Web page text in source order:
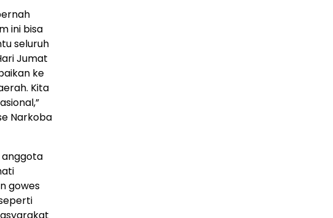
ini bisa
seluruh
Jumat
ke
Kita
Narkoba
anggota
gowes